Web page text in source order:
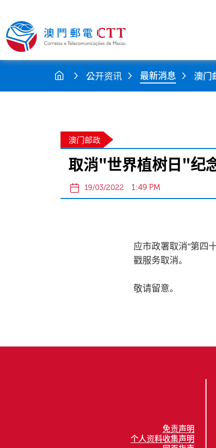
公开资讯 最新消息 澳门
澳门邮政
取消"世界植树日"纪
19/03/2022 1:49 PM
应市政署取消"第四
戳服务取消。
敬请留意。
免责声明
个人资料收集声明